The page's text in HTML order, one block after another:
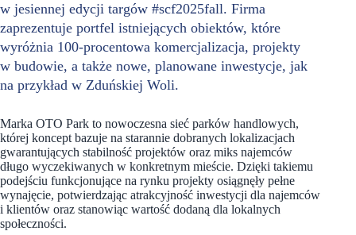
w jesiennej edycji targów #scf2025fall. Firma
zaprezentuje portfel istniejących obiektów, które
wyróżnia 100-procentowa komercjalizacja, projekty
w budowie, a także nowe, planowane inwestycje, jak
na przykład w Zduńskiej Woli.
Marka OTO Park to nowoczesna sieć parków handlowych,
której koncept bazuje na starannie dobranych lokalizacjach
gwarantujących stabilność projektów oraz miks najemców
długo wyczekiwanych w konkretnym mieście. Dzięki takiemu
podejściu funkcjonujące na rynku projekty osiągnęły pełne
wynajęcie, potwierdzając atrakcyjność inwestycji dla najemców
i klientów oraz stanowiąc wartość dodaną dla lokalnych
społeczności.